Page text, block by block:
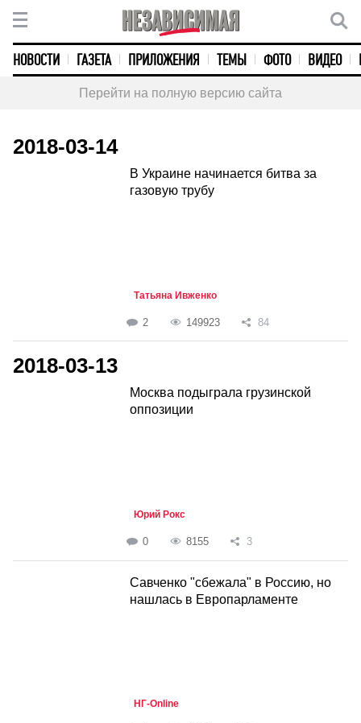
НОВОСТИ ГАЗЕТА ПРИЛОЖЕНИЯ ТЕМЫ ФОТО ВИДЕО
Перейти на полную версию сайта
2018-03-14
В Украине начинается битва за
газовую трубу
Татьяна Ивженко
2 149923 84
2018-03-13
Москва подыграла грузинской
оппозиции
Юрий Рокс
0 8155 3
Савченко "сбежала" в Россию, но
нашлась в Европарламенте
НГ-Online